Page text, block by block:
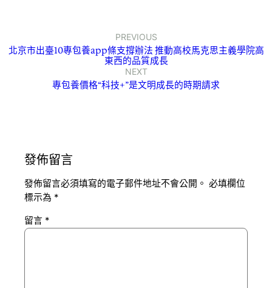
PREVIOUS
北京市出臺10專包養app條支撐辦法 推動高校馬克思主義學院高
東西的品質成長
NEXT
專包養價格“科技+”是文明成長的時期請求
發佈留言
發佈留言必須填寫的電子郵件地址不會公開。 必填欄位
標示為 *
留言 *